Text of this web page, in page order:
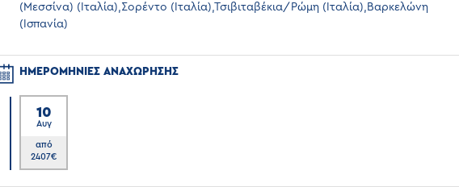
(Μεσσίνα) (Ιταλία),Σορέντο (Ιταλία),Τσιβιταβέκια/Ρώμη (Ιταλία),Βαρκελώνη
(Ισπανία)
ΗΜΕΡΟΜΗΝΙΕΣ ΑΝΑΧΩΡΗΣΗΣ
10
Αυγ
από
2407€